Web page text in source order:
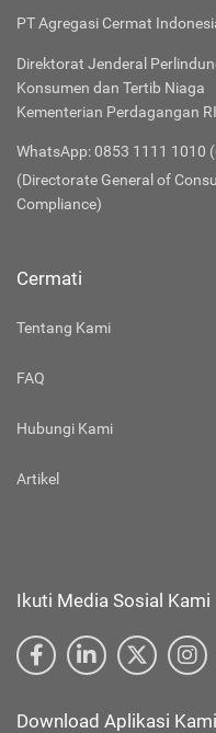
PT Agregasi Cermat
Direktorat Jenderal
Konsumen dan Tertib Niaga
Kementerian Perdagangan RI
WhatsApp: 0853 1111 1010
(Directorate General of
Compliance)
Cermati
Tentang Kami
FAQ
Hubungi Kami
Artikel
Ikuti Media Sosial Kami
Download Aplikasi Kami